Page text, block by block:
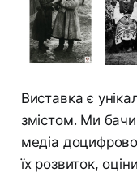
Виставка є
змістом. Ми
медіа
їх розвиток,